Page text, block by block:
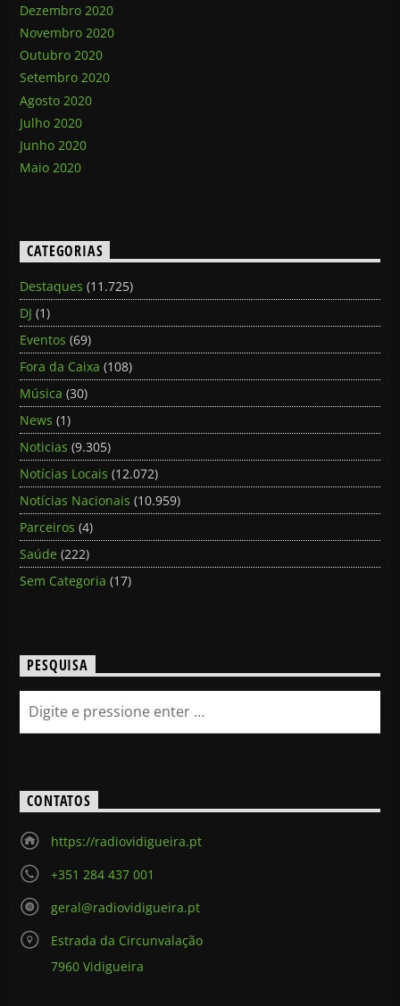
Dezembro 2020
Novembro 2020
Outubro 2020
Setembro 2020
Agosto 2020
Julho 2020
Junho 2020
Maio 2020
CATEGORIAS
Destaques (11.725)
DJ (1)
Eventos (69)
Fora da Caixa (108)
Música (30)
News (1)
Noticias (9.305)
Notícias Locais (12.072)
Notícias Nacionais (10.959)
Parceiros (4)
Saúde (222)
Sem Categoria (17)
PESQUISA
CONTATOS
https://radiovidigueira.pt
+351 284 437 001
geral@radiovidigueira.pt
Estrada da Circunvalação
7960 Vidigueira